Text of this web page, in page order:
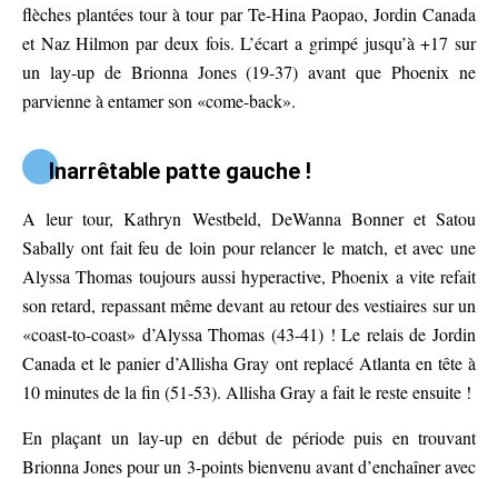
flèches plantées tour à tour par Te-Hina Paopao, Jordin Canada
et Naz Hilmon par deux fois. L’écart a grimpé jusqu’à +17 sur
un lay-up de Brionna Jones (19-37) avant que Phoenix ne
parvienne à entamer son «come-back».
Inarrêtable patte gauche !
A leur tour, Kathryn Westbeld, DeWanna Bonner et Satou
Sabally ont fait feu de loin pour relancer le match, et avec une
Alyssa Thomas toujours aussi hyperactive, Phoenix a vite refait
son retard, repassant même devant au retour des vestiaires sur un
«coast-to-coast» d’Alyssa Thomas (43-41) ! Le relais de Jordin
Canada et le panier d’Allisha Gray ont replacé Atlanta en tête à
10 minutes de la fin (51-53). Allisha Gray a fait le reste ensuite !
En plaçant un lay-up en début de période puis en trouvant
Brionna Jones pour un 3-points bienvenu avant d’enchaîner avec